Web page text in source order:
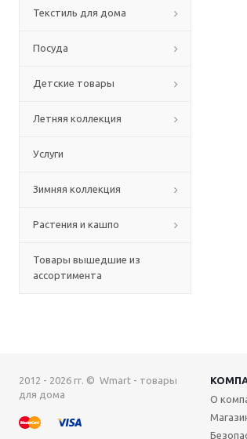
Текстиль для дома
Посуда
Детские товары
Летняя коллекция
Услуги
Зимняя коллекция
Растения и кашпо
Товары вышедшие из
ассортимента
2012 - 2026 гг. © Wmart - товары
для дома
О